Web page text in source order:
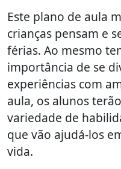
Este plano de aula
crianças pensam e
férias. Ao mesmo
importância de se
experiências com
aula, os alunos
variedade de
que vão ajudá-los
vida.